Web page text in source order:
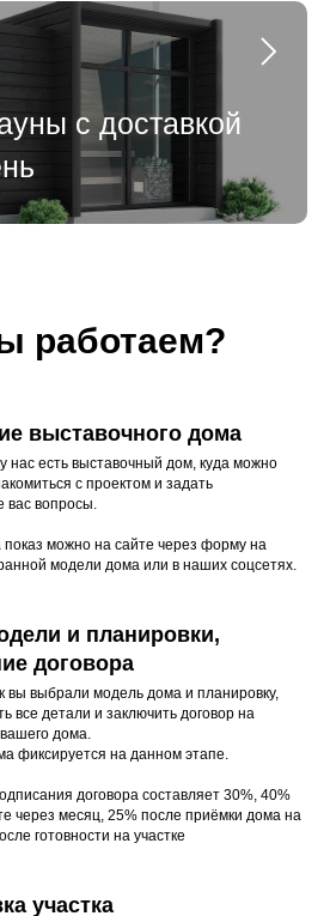
с доставкой
работаем?
выставочного дома
нас есть выставочный дом, куда можно
с проектом и задать
вас вопросы.
показ можно на сайте через форму на
модели дома или в наших соцсетях.
и планировки,
договора
вы выбрали модель дома и планировку,
все детали и заключить договор на
дома.
фиксируется на данном этапе.
договора составляет 30%, 40%
через месяц, 25% после приёмки дома на
готовности на участке
участка